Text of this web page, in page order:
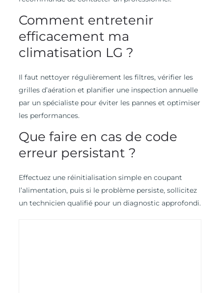
Comment entretenir
efficacement ma
climatisation LG ?
Il faut nettoyer régulièrement les filtres, vérifier les
grilles d’aération et planifier une inspection annuelle
par un spécialiste pour éviter les pannes et optimiser
les performances.
Que faire en cas de code
erreur persistant ?
Effectuez une réinitialisation simple en coupant
l’alimentation, puis si le problème persiste, sollicitez
un technicien qualifié pour un diagnostic approfondi.